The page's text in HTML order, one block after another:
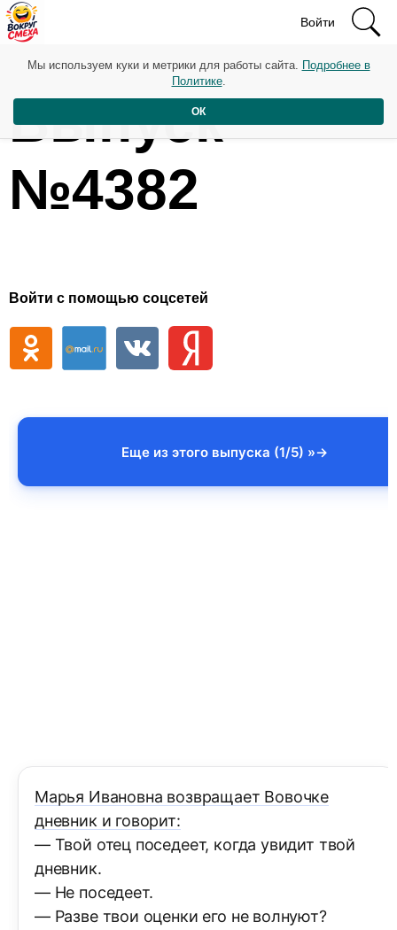
Войти
Выпуск
№4382
Войти с помощью соцсетей
Еще из этого выпуска (1/5) »
Марья Ивановна возвращает Вовочке
дневник и говорит:
— Твой отец поседеет, когда увидит твой
дневник.
— Не поседеет.
— Разве твои оценки его не волнуют?
Мы используем куки и метрики для работы сайта. Подробнее в
Политике.
ОК